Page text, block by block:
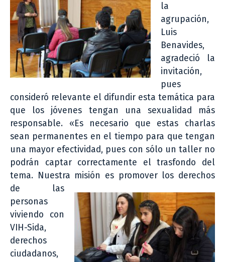
la
agrupación,
Luis
Benavides,
agradeció la
invitación,
pues
consideró relevante el difundir esta temática para
que los jóvenes tengan una sexualidad más
responsable. «Es necesario que estas charlas
sean permanentes en el tiempo para que tengan
una mayor efectividad, pues con sólo un taller no
podrán captar correctamente el trasfondo del
tema. Nuestra misión es promover los derechos
de las
personas
viviendo con
VIH-Sida,
derechos
ciudadanos,